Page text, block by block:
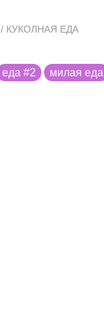
/ КУКОЛНАЯ ЕДА
еда #2 милая еда